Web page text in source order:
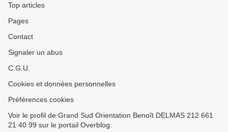
Top articles
Pages
Contact
Signaler un abus
C.G.U.
Cookies et données personnelles
Préférences cookies
Voir le profil de Grand Sud Orientation Benoît DELMAS 212 661
21 40 99 sur le portail Overblog